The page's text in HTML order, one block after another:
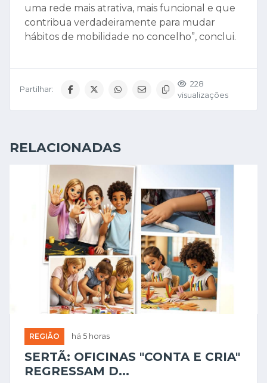
uma rede mais atrativa, mais funcional e que
contribua verdadeiramente para mudar
hábitos de mobilidade no concelho”, conclui.
Partilhar:
228
visualizações
RELACIONADAS
REGIÃO há 5 horas
SERTÃ: OFICINAS "CONTA E CRIA"
REGRESSAM D...